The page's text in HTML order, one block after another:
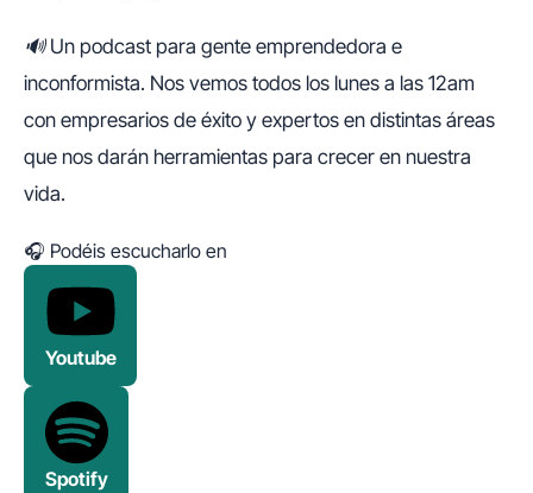
🔊 Un podcast para gente emprendedora e
inconformista. Nos vemos todos los lunes a las 12am
con empresarios de éxito y expertos en distintas áreas
que nos darán herramientas para crecer en nuestra
vida.
🎧 Podéis escucharlo en
Youtube
Spotify